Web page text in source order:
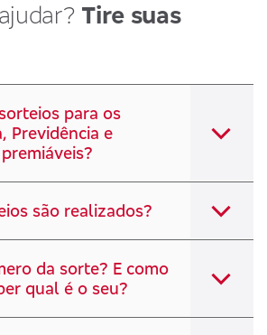
Tire suas
para os
Previdência e
são realizados?
da sorte? E como
qual é o seu?